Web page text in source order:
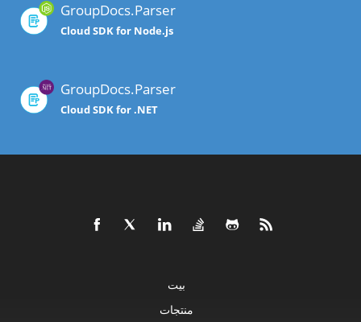
GroupDocs.Parser
Cloud SDK for Node.js
GroupDocs.Parser
Cloud SDK for .NET
بيت
منتجات